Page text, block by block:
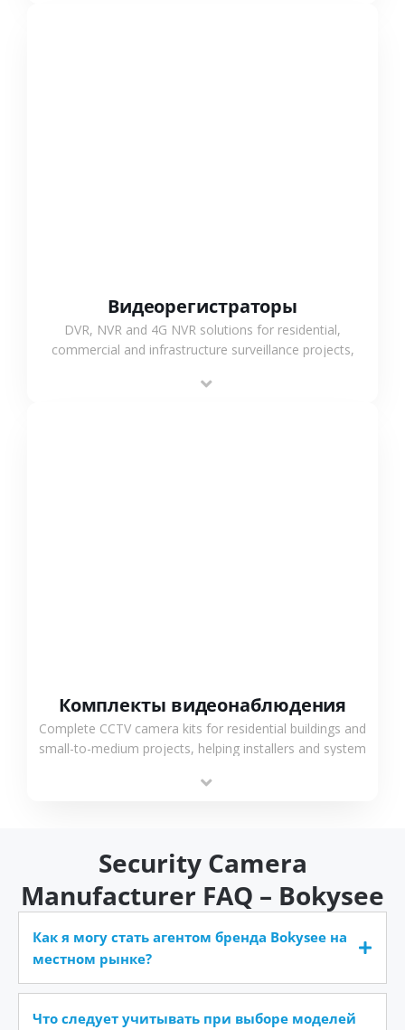
Видеорегистраторы
DVR, NVR and 4G NVR solutions for residential,
commercial and infrastructure surveillance projects,
Комплекты видеонаблюдения
Complete CCTV camera kits for residential buildings and
small-to-medium projects, helping installers and system
time.
Security Camera
Manufacturer FAQ – Bokysee
Как я могу стать агентом бренда Bokysee на
местном рынке?
Что следует учитывать при выборе моделей